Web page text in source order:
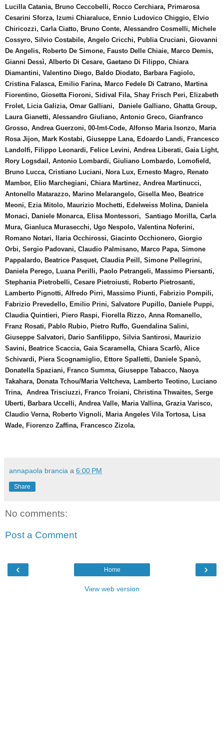
Lucilla Catania, Bruno Ceccobelli, Rocco Cerchiara, Primarosa
Cesarini Sforza, Izumi Chiaraluce, Ennio Ludovico Chiggio, Elvio
Chiricozzi, Carla Ciatto, Bruno Conte, Alessandro Cosmelli, Michele
Cossyro, Silvio Costabile, Angelo Cricchi, Publia Cruciani, Giovanni
De Angelis, Roberto De Simone, Fausto Delle Chiaie, Marco Demis,
Gianni Dessì, Alberto Di Cesare, Gaetano Di Filippo, Chiara
Diamantini, Valentino Diego, Baldo Diodato, Barbara Fagiolo,
Cristina Falasca, Emilio Farina, Marco Fedele Di Catrano, Martina
Fiorentino, Giosetta Fioroni, Sidival Fila, Shay Frisch Peri, Elizabeth
Frolet, Licia Galizia, Omar Galliani, Daniele Galliano, Ghatta Group,
Laura Gianetti, Alessandro Giuliano, Antonio Greco, Gianfranco
Grosso, Andrea Guerzoni, 00-Imt-Code, Alfonso Maria Isonzo, Maria
Rosa Jijon, Mark Kostabi, Giuseppe Lana, Edoardo Landi, Francesco
Landolfi, Filippo Leonardi, Felice Levini, Andrea Liberati, Gaia Light,
Rory Logsdail, Antonio Lombardi, Giuliano Lombardo, Lomofield,
Bruno Lucca, Cristiano Luciani, Nora Lux, Ernesto Magro, Renato
Mambor, Elio Marchegiani, Chiara Martinez, Andrea Martinucci,
Antonello Matarazzo, Marino Melarangelo, Gisella Meo, Beatrice
Meoni, Ezia Mitolo, Maurizio Mochetti, Edelweiss Molina, Daniela
Monaci, Daniele Monarca, Elisa Montessori, Santiago Morilla, Carla
Mura, Gianluca Murasecchi, Ugo Nespolo, Valentina Noferini,
Romano Notari, Ilaria Occhirossi, Giacinto Occhionero, Giorgio
Orbi, Sergio Padovani, Claudio Palmisano, Marco Papa, Simone
Pappalardo, Beatrice Pasquet, Claudia Peill, Simone Pellegrini,
Daniela Perego, Luana Perilli, Paolo Petrangeli, Massimo Piersanti,
Stephania Pietrobelli, Cesare Pietroiusti, Roberto Pietrosanti,
Lamberto Pignotti, Alfredo Pirri, Massimo Piunti, Fabrizio Pompili,
Fabrizio Prevedello, Emilio Prini, Salvatore Pupillo, Daniele Puppi,
Claudia Quintieri, Piero Raspi, Fiorella Rizzo, Anna Romanello,
Franz Rosati, Pablo Rubio, Pietro Ruffo, Guendalina Salini,
Giuseppe Salvatori, Dario Sanfilippo, Silvia Santirosi, Maurizio
Savini, Beatrice Scaccia, Gaia Scaramella, Chiara Scarfò, Alice
Schivardi, Piera Scognamiglio, Ettore Spalletti, Daniele Spanò,
Donatella Spaziani, Franco Summa, Giuseppe Tabacco, Naoya
Takahara, Donata Tchou/Maria Veltcheva, Lamberto Teotino, Luciano
Trina, Andrea Trisciuzzi, Franco Troiani, Christina Thwaites, Serge
Uberti, Barbara Uccelli, Andrea Valle, Maria Vallina, Grazia Varisco,
Claudio Verna, Roberto Vignoli, Maria Angeles Vila Tortosa, Lisa
Wade, Fiorenzo Zaffina, Francesco Zizola.
annapaola brancia a 6:00 PM
Share
No comments:
Post a Comment
‹ ›
Home
View web version